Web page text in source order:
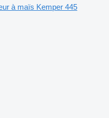
à maïs Kemper 445